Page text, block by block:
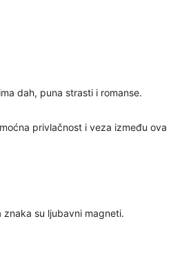
dah, puna strasti i romanse.
privlačnost i veza između ova
su ljubavni magneti.